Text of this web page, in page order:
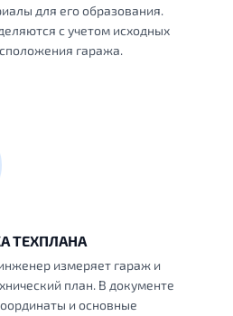
для его образования.
с учетом исходных
гаража.
ТЕХПЛАНА
измеряет гараж и
план. В документе
и основные